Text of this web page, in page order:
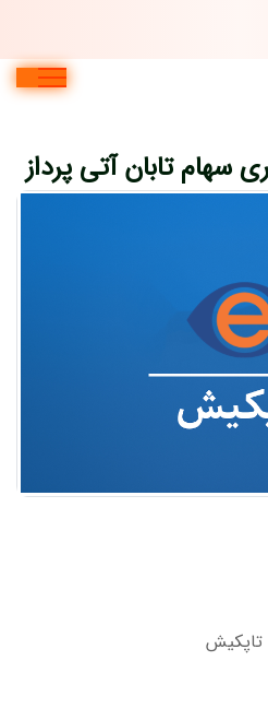
سهام تابان آتی پرداز
تاپکیش